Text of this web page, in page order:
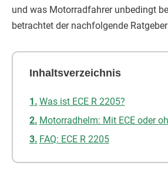
und was Motorradfahrer unbedingt
betrachtet der nachfolgende
Inhaltsverzeichnis
Was ist ECE R 2205?
Motorradhelm: Mit ECE oder
FAQ: ECE R 2205